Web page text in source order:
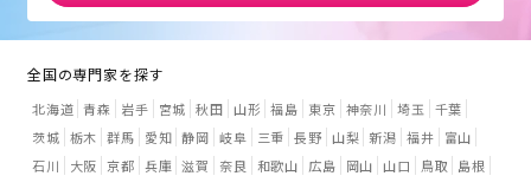
全国の専門家を探す
北海道 青森 岩手 宮城 秋田 山形 福島 東京 神奈川 埼玉
千葉
茨城 栃木 群馬 愛知 静岡 岐阜 三重 長野 山梨 新潟 福井
富山
石川
大阪 京都 兵庫 滋賀 奈良 和歌山 広島 岡山 山口 鳥取
島根